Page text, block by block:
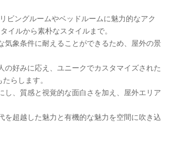
ビングルームやベッドルームに魅力的なアク
ルから素朴なスタイルまで。
象条件に耐えることができるため、屋外の景
好みに応え、ユニークでカスタマイズされた
らします。
、質感と視覚的な面白さを加え、屋外エリア
超越した魅力と有機的な魅力を空間に吹き込